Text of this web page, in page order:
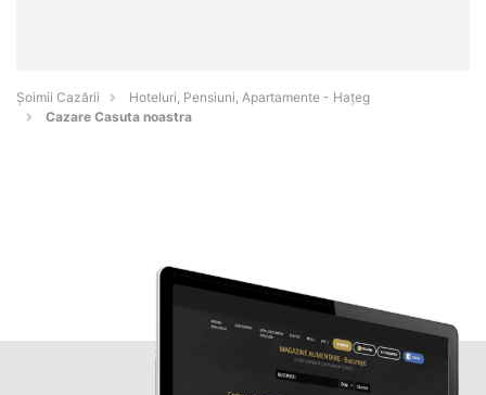
Șoimii Cazării
Hoteluri, Pensiuni, Apartamente - Haţeg
Cazare Casuta noastra